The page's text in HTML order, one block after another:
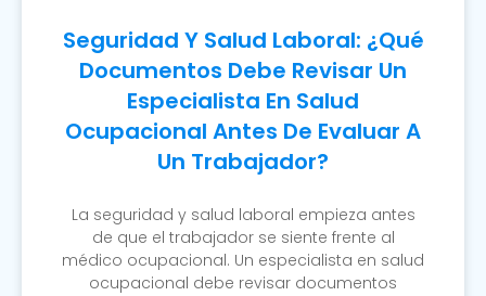
Seguridad Y Salud Laboral: ¿Qué
Documentos Debe Revisar Un
Especialista En Salud
Ocupacional Antes De Evaluar A
Un Trabajador?
La seguridad y salud laboral empieza antes
de que el trabajador se siente frente al
médico ocupacional. Un especialista en salud
ocupacional debe revisar documentos